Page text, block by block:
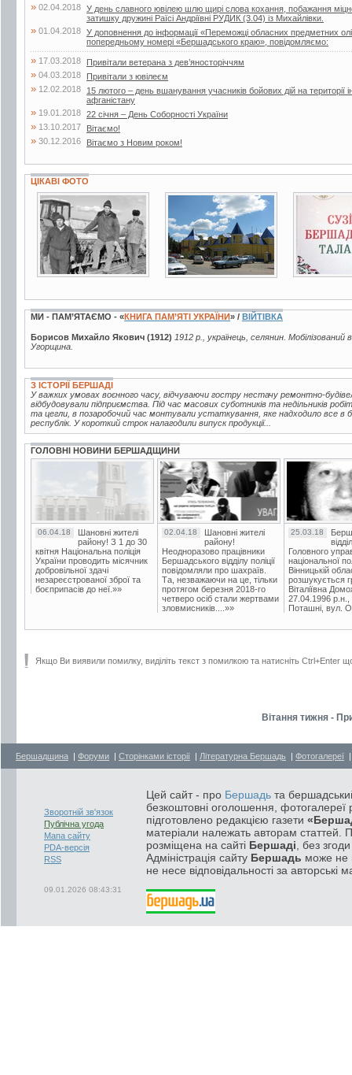
» 02.04.2018 У день славного ювілею шлю щирі слова кохання, побажання
затишку дружині Раїсі Андріївні РУДИК (3.04) із Михайлівки.
» 01.04.2018 У доповнення до інформації «Переможці обласних предметних
попередньому номері «Бершадського краю», повідомляємо:
» 17.03.2018 Привітали ветерана з дев’яносторіччям
» 04.03.2018 Привітали з ювілеєм
» 12.02.2018
15 лютого – день вшанування учасників бойових дій на території
афганістану
» 19.01.2018 22 січня – День Соборності України
» 13.10.2017 Вітаємо!
» 30.12.2016 Вітаємо з Новим роком!
ЦІКАВІ ФОТО
2 фото 49 фото 2 фото
МИ - ПАМ’ЯТАЄМО - «КНИГА ПАМ’ЯТІ УКРАЇНИ» / ВІЙТІВКА
Борисов Михайло Якович (1912) 1912 р., українець, селянин.
Угорщина.
З ІСТОРІЇ БЕРШАДІ
У важких умовах воєнного часу, відчуваючи гостру нестачу ремонтно-
відбудовували підприємства. Під час масових суботників та недільників
та цегли, в позаробочий час монтували устаткування, яке надходило все в
республік. У короткий строк налагодили випуск продукції...
ГОЛОВНІ НОВИНИ БЕРШАДЩИНИ
06.04.18
Шановні жителі
району! З 1 до 30
квітня Національна поліція
України проводить місячник
добровільної здачі
незареєстрованої зброї та
боєприпасів до неї.»»
02.04.18
Шановні жителі
району!
Неодноразово працівники
Бершадського відділу поліції
повідомляли про шахраїв.
Та, незважаючи на це, тільки
протягом березня 2018-го
четверо осіб стали жертвами
зловмисників....»»
25.03.18
Головного
національної
Вінницькій
розшукується
Віталіївна
27.04.1996 р.н.,
Поташні, вул.
Якщо Ви виявили помилку, виділіть текст з помилкою та натисніть Ctrl+Enter
Вітання тижня -
Бершадщина | Форуми | Сторінками історії | Літературна Бершадь | Фотогалереї
Зворотній зв'язок
Публічна угода
Мапа сайту
PDA-версія
RSS
09.01.2026 08:43:31
Цей сайт - про Бершадь та
безкоштовні оголошення, фотогалереї
підготовлено редакцією газети
матеріали належать авторам статтей.
розміщена на сайті Бершаді , без
Адміністрація сайту Бершадь може не
не несе відповідальності за авторські